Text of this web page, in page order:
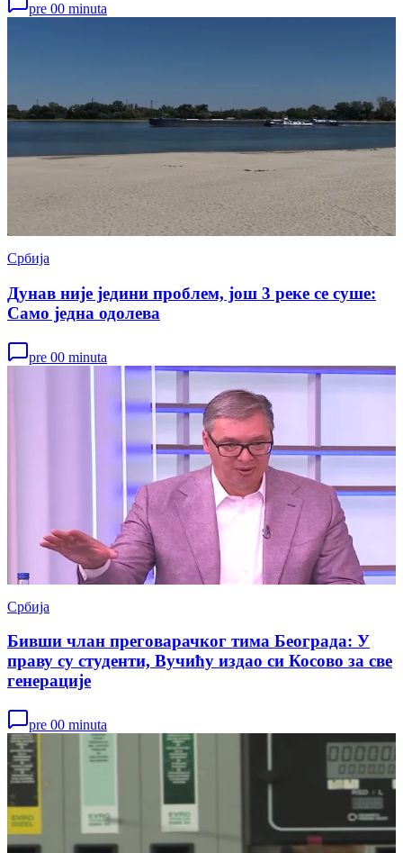
pre 00 minuta
Србија
Дунав није једини проблем, још 3 реке се суше:
Само једна одолева
pre 00 minuta
Србија
Бивши члан преговарачког тима Београда: У
праву су студенти, Вучићу издао си Косово за све
генерације
pre 00 minuta